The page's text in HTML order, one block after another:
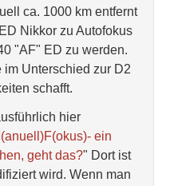
ca. 1000 km entfernt
Nikkor zu Autofokus
"AF" ED zu werden.
im Unterschied zur D2
schafft.
hier
ein
geht das?" Dort ist
wird. Wenn man